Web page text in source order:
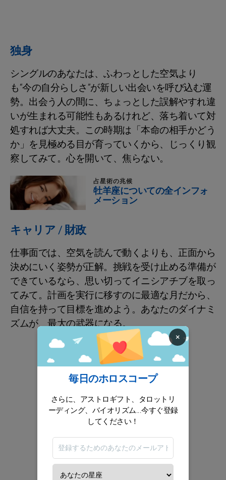
独身
シングルのあなたは、ふわっとした空気より
も“今の自分らしさ”が新しい出会いを呼び込む運
勢。出会う人の間に、ちょっとした誤解やすれ違
いが生まれる可能性もあるけれど、落ち着いて対
処すれば大丈夫。この時期は「本命の相手かどう
か」を見極める目が育っていくから、じっくり観
察してみて。心を開いて、焦らない。
占星術の兆候
牡羊座についての全インフォ
メーション
キャリア / 財政
仕事面では、空気を読んで動くよりも、正面から
決めにいく姿勢が正解。挑戦を受け止める準備が
できているなら、思い切ってイニシアチブを取っ
てみて。計画を実行に移すのに最適な月だから、
自信を持って目標を進めよう。あなたのダイナミ
ズムが、最大の武器になる。
×
毎日のホロスコープ
さらに、アストロギフト、タロットリ
ーディング、バイオリズム...今すぐ登録
してください！